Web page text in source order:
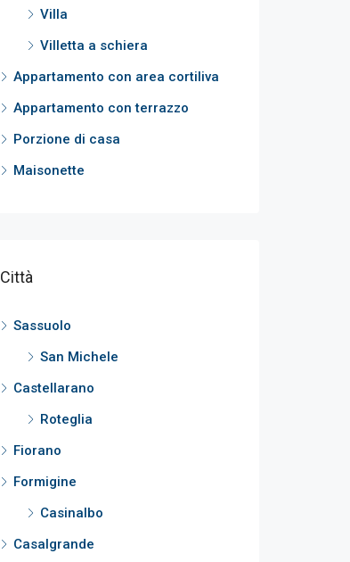
Villa
Villetta a schiera
Appartamento con area cortiliva
Appartamento con terrazzo
Porzione di casa
Maisonette
Città
Sassuolo
San Michele
Castellarano
Roteglia
Fiorano
Formigine
Casinalbo
Casalgrande